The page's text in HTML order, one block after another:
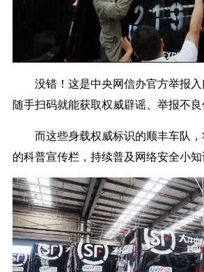
没错！这是中央网信办官方举报入
随手扫码就能获取权威辟谣、举报不良
而这些身载权威标识的顺丰车队，
的科普宣传栏，持续普及网络安全小知